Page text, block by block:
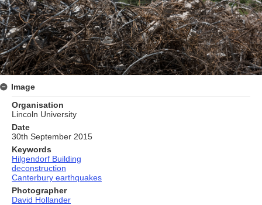
Image
Organisation
Lincoln University
Date
30th September 2015
Keywords
Hilgendorf Building
deconstruction
Canterbury earthquakes
Photographer
David Hollander